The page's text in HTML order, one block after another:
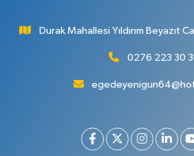
Durak Mahallesi Yıldırım Beyazıt
0276 223 30